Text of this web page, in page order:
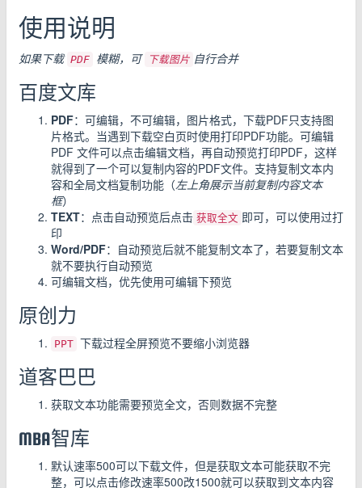
使用说明
如果下载 PDF 模糊，可 下载图片 自行合并
百度文库
PDF：可编辑，不可编辑，图片格式，下载PDF只支持图
片格式。当遇到下载空白页时使用打印PDF功能。可编辑
PDF 文件可以点击编辑文档，再自动预览打印PDF，这样
就得到了一个可以复制内容的PDF文件。支持复制文本内
容和全局文档复制功能（左上角展示当前复制内容文本
框）
TEXT：点击自动预览后点击 获取全文 即可，可以使用过打
印
Word/PDF：自动预览后就不能复制文本了，若要复制文本
就不要执行自动预览
可编辑文档，优先使用可编辑下预览
原创力
PPT 下载过程全屏预览不要缩小浏览器
道客巴巴
获取文本功能需要预览全文，否则数据不完整
MBA智库
默认速率500可以下载文件，但是获取文本可能获取不完
整，可以点击修改速率500改1500就可以获取到文本内容